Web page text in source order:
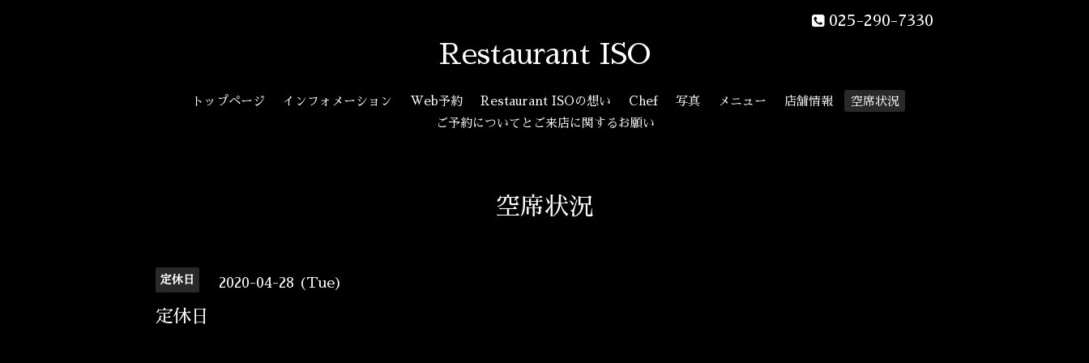
025-290-7330
Restaurant ISO
トップページ インフォメーション Web予約 Restaurant ISOの想い Chef 写真 メニュー 店舗情報
空席状況
ご予約についてとご来店に関するお願い
空席状況
定休日 2020-04-28 (Tue)
定休日